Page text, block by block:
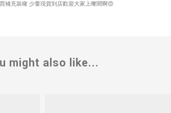
補充裝㗎 少量現貨到店歡迎大家上嚟聞啊😍
might also like...